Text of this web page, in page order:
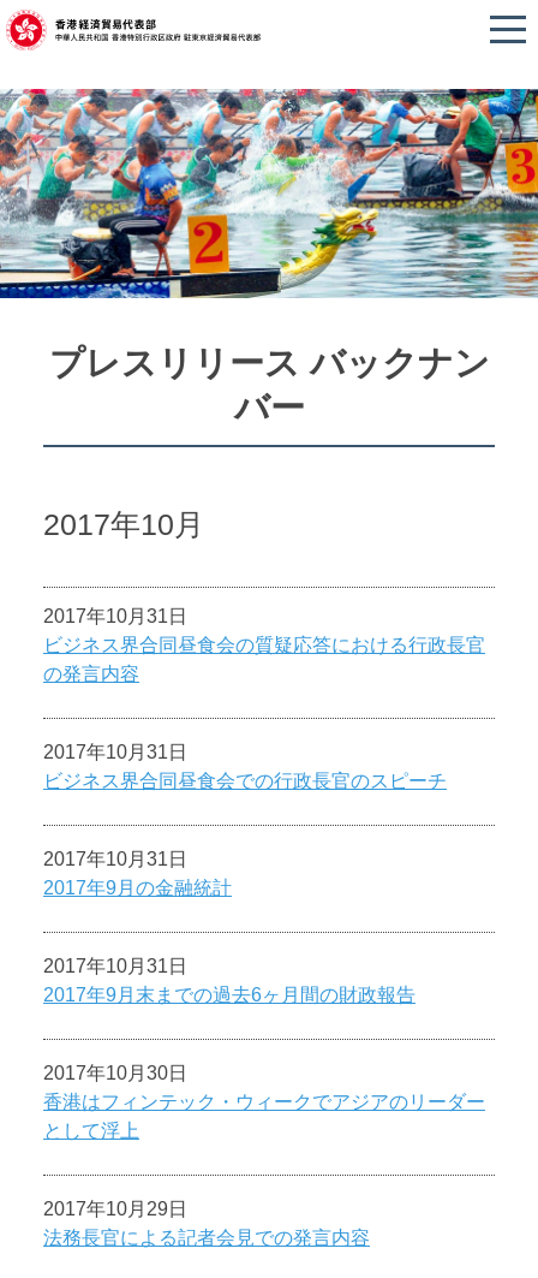
news
プレスリリース バックナン
バー
2017年10月
2017年10月31日
ビジネス界合同昼食会の質疑応答における行政長官
の発言内容
2017年10月31日
ビジネス界合同昼食会での行政長官のスピーチ
2017年10月31日
2017年9月の金融統計
2017年10月31日
2017年9月末までの過去6ヶ月間の財政報告
2017年10月30日
香港はフィンテック・ウィークでアジアのリーダー
として浮上
2017年10月29日
法務長官による記者会見での発言内容